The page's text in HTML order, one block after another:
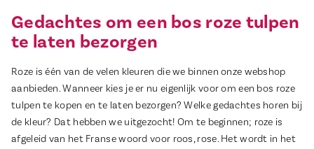
Gedachtes om een bos roze tulpen
te laten bezorgen
Roze is één van de velen kleuren die we binnen onze webshop
aanbieden. Wanneer kies je er nu eigenlijk voor om een bos roze
tulpen te kopen en te laten bezorgen? Welke gedachtes horen bij
de kleur? Dat hebben we uitgezocht! Om te beginnen; roze is
afgeleid van het Franse woord voor roos, rose. Het wordt in het